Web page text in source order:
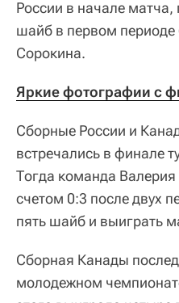
России в начале
шайб в первом
Сорокина.
Яркие фотографии с
Сборные России и
встречались в финале
Тогда команда Валерия
счетом 0:3 после двух
пять шайб и выиграть
Сборная Канады
молодежном